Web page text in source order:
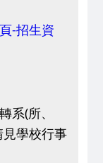
-招生資
轉系(所、
學校行事